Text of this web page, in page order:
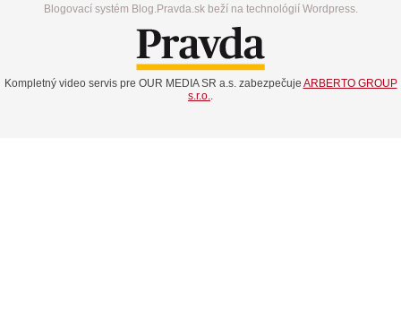
Blogovací systém Blog.Pravda.sk beží na technológií Wordpress.
Kompletný video servis pre OUR MEDIA SR a.s. zabezpečuje ARBERTO GROUP
s.r.o.